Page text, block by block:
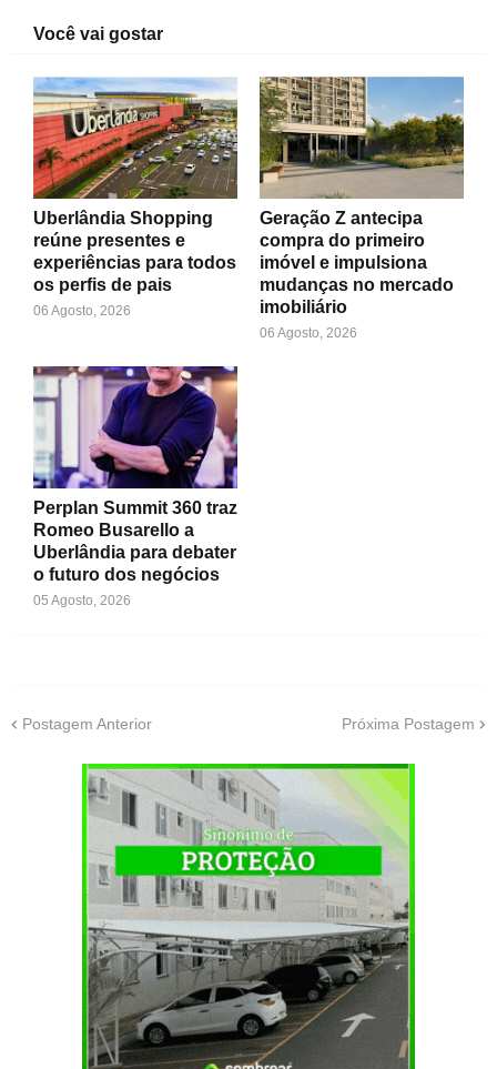
Você vai gostar
Uberlândia Shopping
reúne presentes e
experiências para todos
os perfis de pais
06 Agosto, 2026
Geração Z antecipa
compra do primeiro
imóvel e impulsiona
mudanças no mercado
imobiliário
06 Agosto, 2026
Perplan Summit 360 traz
Romeo Busarello a
Uberlândia para debater
o futuro dos negócios
05 Agosto, 2026
Postagem Anterior Próxima Postagem